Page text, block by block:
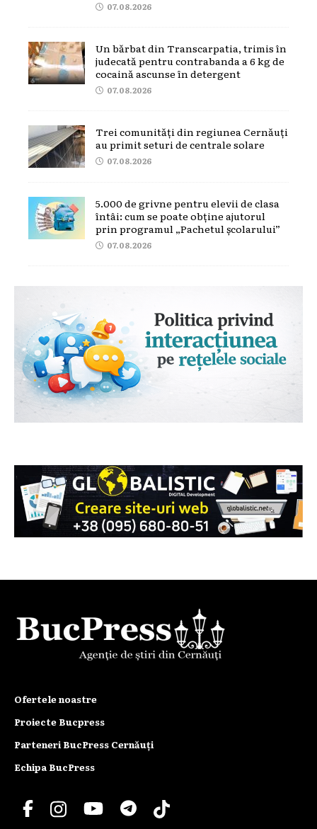
07.08.2026
Un bărbat din Transcarpatia, trimis în
judecată pentru contrabanda a 6 kg de
cocaină ascunse în detergent
07.08.2026
Trei comunități din regiunea Cernăuți
au primit seturi de centrale solare
07.08.2026
5.000 de grivne pentru elevii de clasa
întâi: cum se poate obține ajutorul
prin programul „Pachetul școlarului”
07.08.2026
Ofertele noastre
Proiecte Bucpress
Parteneri BucPress Cernăuți
Echipa BucPress